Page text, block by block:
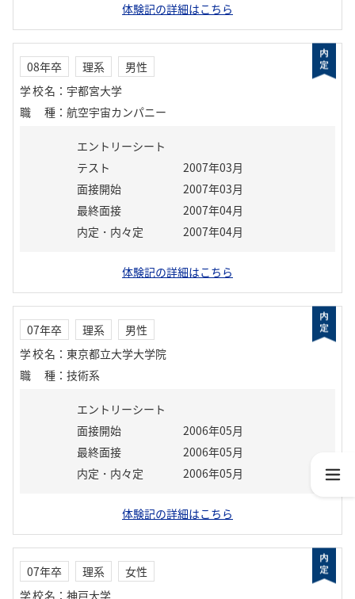
体験記の詳細はこちら
08年卒 理系
男性
学校名 ： 宇都宮大学
職種 ： 航空宇宙カンパニー
エントリーシート
テスト
2007年03月
面接開始
2007年03月
最終面接
2007年04月
内定・内々定
2007年04月
体験記の詳細はこちら
07年卒 理系
男性
学校名 ： 東京都立大学大学院
職種 ： 技術系
エントリーシート
面接開始
2006年05月
最終面接
2006年05月
内定・内々定
2006年05月
体験記の詳細はこちら
07年卒 理系
女性
学校名 ： 神戸大学